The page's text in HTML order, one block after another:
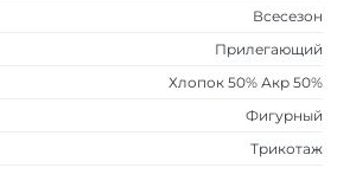
Всесезон
Прилегающий
Хлопок 50% Акр 50%
Фигурный
Трикотаж